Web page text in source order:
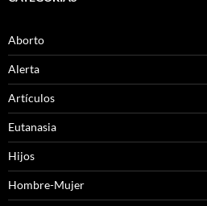
Aborto
Alerta
Artículos
Eutanasia
Hijos
Hombre-Mujer